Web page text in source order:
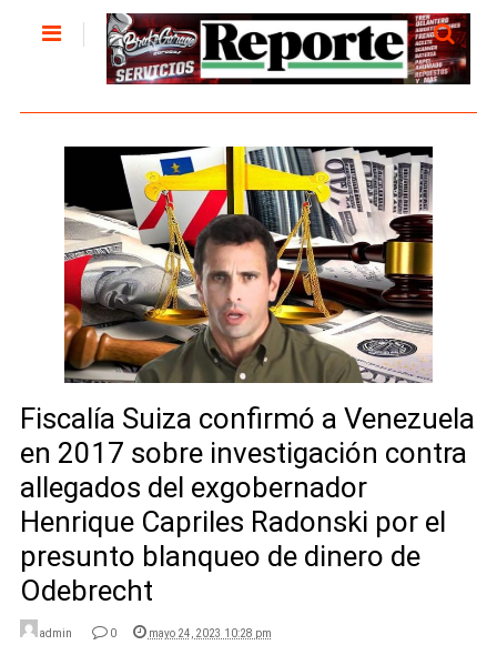
Fiscalía Suiza confirmó a Venezuela
en 2017 sobre investigación contra
allegados del exgobernador
Henrique Capriles Radonski por el
presunto blanqueo de dinero de
Odebrecht
admin 0 mayo 24, 2023 10:28 pm